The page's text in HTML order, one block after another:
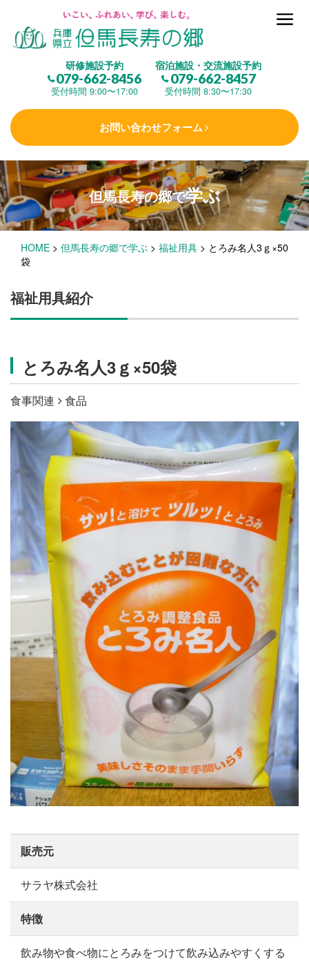
研修施設予約
079-662-8456
受付時間 9:00〜17:00
宿泊施設・交流施設予約
079-662-8457
受付時間 8:30〜17:30
お問い合わせフォーム
但馬長寿の郷とは
(研修施設)
楽しむ
学 ぶ(健康福祉)
泊まる(宿泊)
施設・料金
アクセス
但馬長寿の郷で学ぶ
HOME > 但馬長寿の郷で学ぶ > 福祉用具 > とろみ名人3ｇ×50
袋
福祉用具紹介
とろみ名人3ｇ×50袋
食事関連 食品
販売元
サラヤ株式会社
特徴
飲み物や食べ物にとろみをつけて飲み込みやすくする